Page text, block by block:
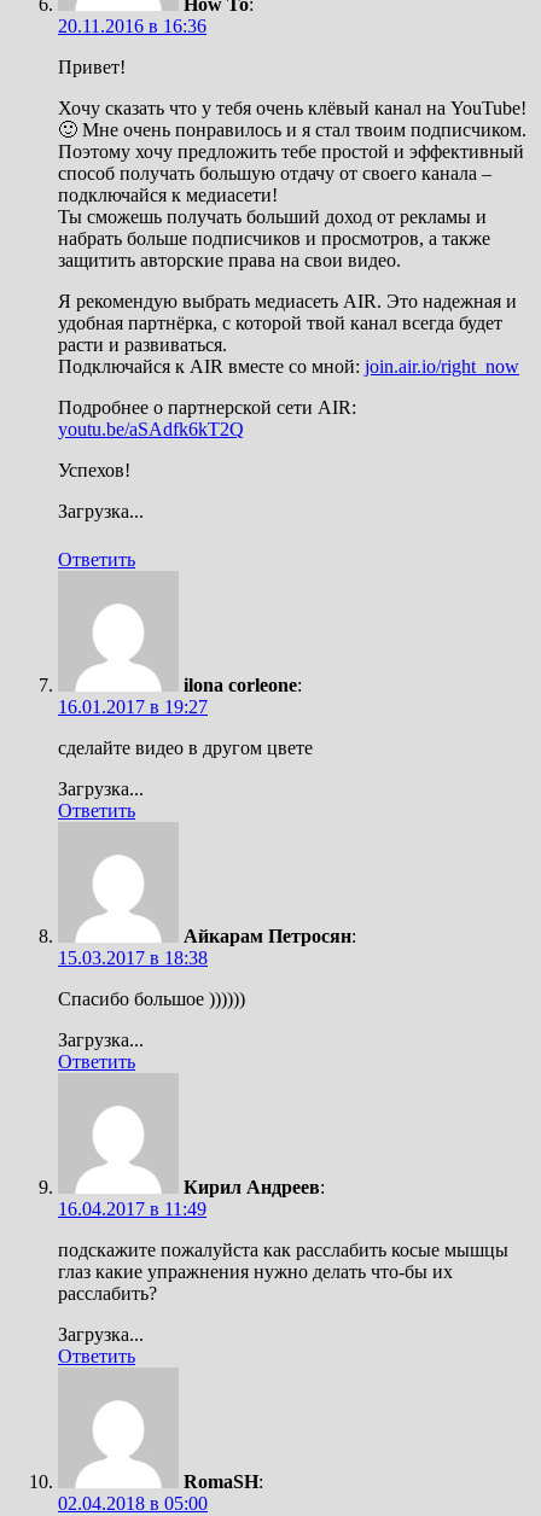
How To:
20.11.2016 в 16:36
Привет!
Хочу сказать что у тебя очень клёвый канал на YouTube!
🙂 Мне очень понравилось и я стал твоим подписчиком.
Поэтому хочу предложить тебе простой и эффективный
способ получать большую отдачу от своего канала –
подключайся к медиасети!
Ты сможешь получать больший доход от рекламы и
набрать больше подписчиков и просмотров, а также
защитить авторские права на свои видео.
Я рекомендую выбрать медиасеть AIR. Это надежная и
удобная партнёрка, с которой твой канал всегда будет
расти и развиваться.
Подключайся к AIR вместе со мной: join.air.io/right_now
Подробнее о партнерской сети AIR:
youtu.be/aSAdfk6kT2Q
Успехов!
Загрузка...
Ответить
ilona corleone:
16.01.2017 в 19:27
сделайте видео в другом цвете
Загрузка...
Ответить
Айкарам Петросян:
15.03.2017 в 18:38
Спасибо большое ))))))
Загрузка...
Ответить
Кирил Андреев:
16.04.2017 в 11:49
подскажите пожалуйста как расслабить косые мышцы
глаз какие упражнения нужно делать что-бы их
расслабить?
Загрузка...
Ответить
RomaSH:
02.04.2018 в 05:00